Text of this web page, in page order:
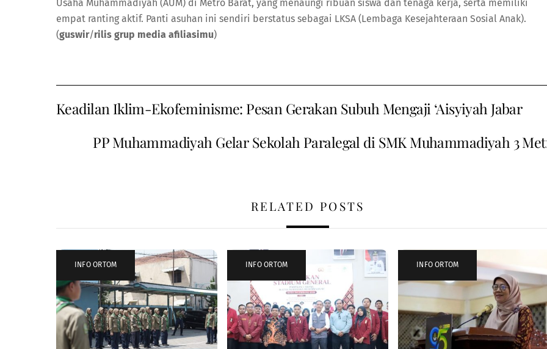
Usaha Muhammadiyah (AUM) di Metro Barat, yang menaungi ribuan siswa dan tenaga kerja, serta memiliki
empat ranting aktif. Panti asuhan ini sendiri berstatus sebagai LKSA (Lembaga Kesejahteraan Sosial Anak).
(guswir/rilis grup media afiliasimu)
Keadilan Iklim-Ekofeminisme: Pesan Gerakan Subuh Mengaji ‘Aisyiyah Jabar
PP Muhammadiyah Gelar Sekolah Paralegal di SMK Muhammadiyah 3
RELATED POSTS
INFO ORTOM INFO ORTOM INFO ORTOM